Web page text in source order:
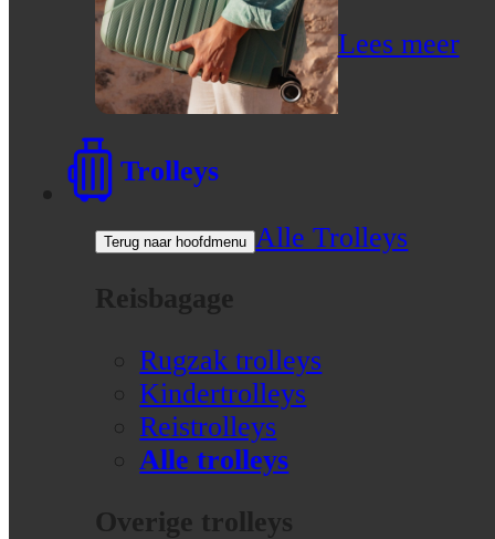
Lees meer
Trolleys
Terug naar hoofdmenu Alle Trolleys
Reisbagage
Rugzak trolleys
Kindertrolleys
Reistrolleys
Alle trolleys
Overige trolleys